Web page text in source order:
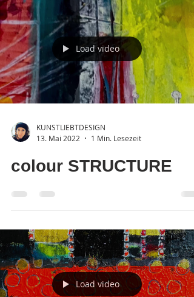
Load video
KUNSTLIEBTDESIGN
13. Mai 2022
1 Min. Lesezeit
colour STRUCTURE